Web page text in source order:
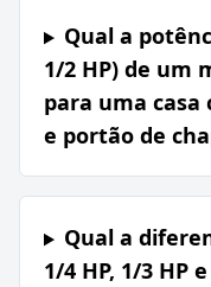
Qual a
1/2 HP) de um
para uma casa
e portão de
Qual a
1/4 HP, 1/3 HP